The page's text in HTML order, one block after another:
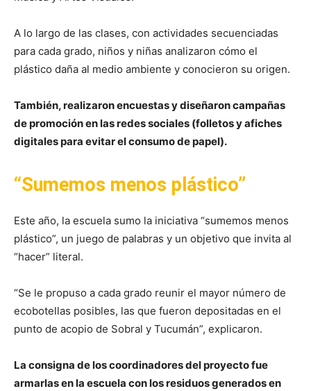
A lo largo de las clases, con actividades secuenciadas
para cada grado, niños y niñas analizaron cómo el
plástico daña al medio ambiente y conocieron su origen.
También, realizaron encuestas y diseñaron campañas
de promoción en las redes sociales (folletos y afiches
digitales para evitar el consumo de papel).
“Sumemos menos plástico”
Este año, la escuela sumo la iniciativa “sumemos menos
plástico”, un juego de palabras y un objetivo que invita al
“hacer” literal.
“Se le propuso a cada grado reunir el mayor número de
ecobotellas posibles, las que fueron depositadas en el
punto de acopio de Sobral y Tucumán”, explicaron.
La consigna de los coordinadores del proyecto fue
armarlas en la escuela con los residuos generados en